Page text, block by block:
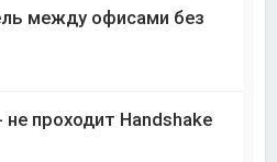
между офисами без
не проходит Handshake